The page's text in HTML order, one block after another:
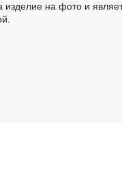
изделие на фото и